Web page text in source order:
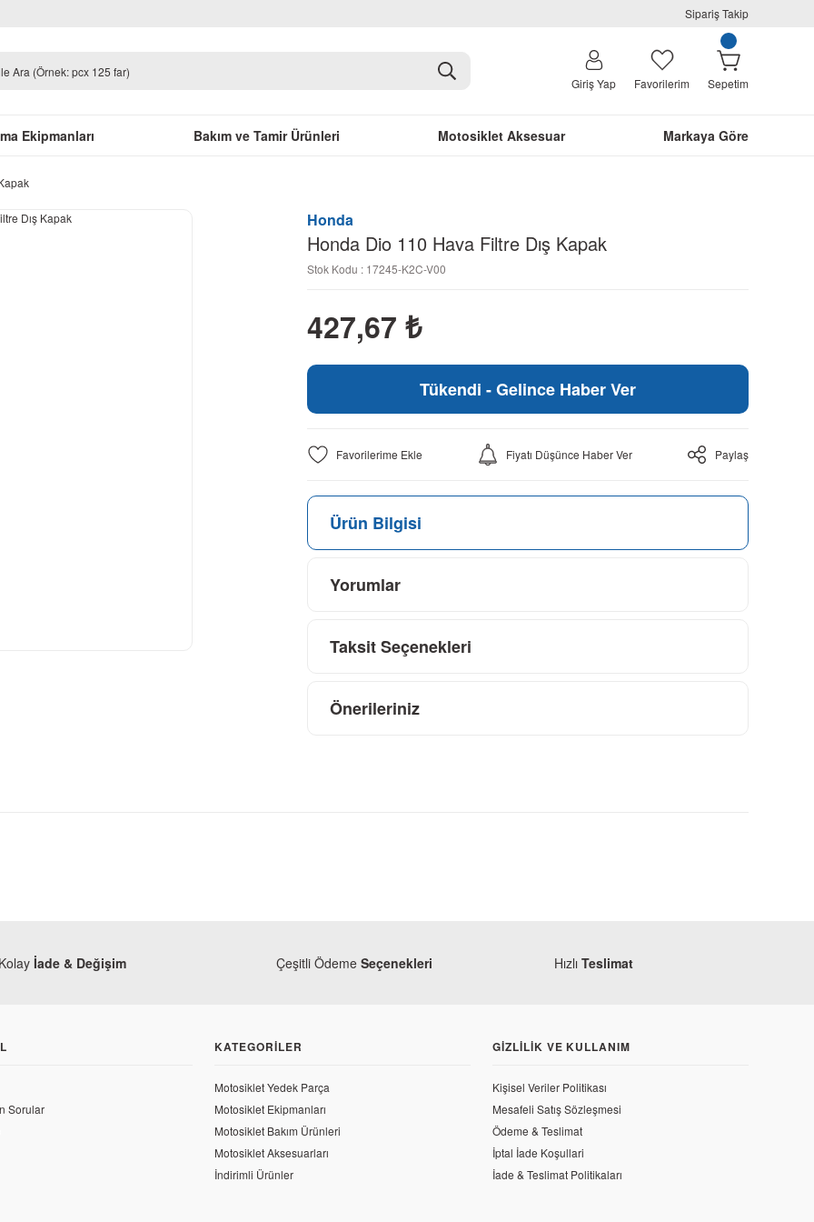
Sipariş Takip
Giriş Yap Favorilerim Sepetim
Ekipmanları Bakım ve Tamir Ürünleri Motosiklet Aksesuar Markaya Göre
Honda
Honda Dio 110 Hava Filtre Dış Kapak
Stok Kodu : 17245-K2C-V00
427,67 ₺
Tükendi - Gelince Haber Ver
Fiyatı Düşünce Haber Ver Paylaş
Ürün Bilgisi
Yorumlar
Taksit Seçenekleri
Önerileriniz
Modifiye
454,01 TL
Kolay İade & Değişim Çeşitli Ödeme Seçenekleri Hızlı Teslimat
Sorular
KATEGORILER
Motosiklet Yedek Parça
Motosiklet Ekipmanları
Motosiklet Bakım Ürünleri
Motosiklet Aksesuarları
İndirimli Ürünler
GIZLILIK VE KULLANIM
Kişisel Veriler Politikası
Mesafeli Satış Sözleşmesi
Ödeme & Teslimat
İptal İade Koşullari
İade & Teslimat Politikaları